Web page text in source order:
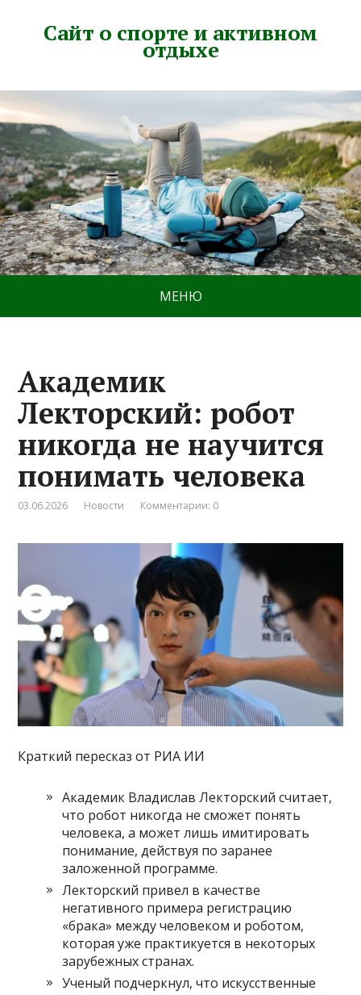
Сайт о спорте и активном
отдыхе
МЕНЮ
Академик
Лекторский: робот
никогда не научится
понимать человека
03.06.2026 Новости Комментарии: 0
Краткий пересказ от РИА ИИ
Академик Владислав Лекторский считает,
что робот никогда не сможет понять
человека, а может лишь имитировать
понимание, действуя по заранее
заложенной программе.
Лекторский привел в качестве
негативного примера регистрацию
«брака» между человеком и роботом,
которая уже практикуется в некоторых
зарубежных странах.
Ученый подчеркнул, что искусственные